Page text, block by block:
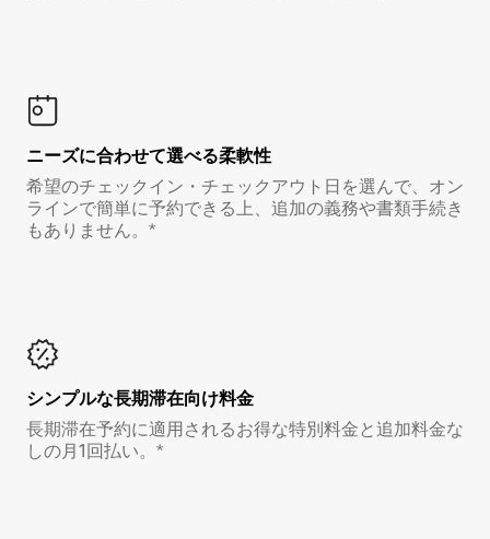
ニーズに合わせて選べる柔軟性
希望のチェックイン・チェックアウト日を選んで、オン
ラインで簡単に予約できる上、追加の義務や書類手続き
もありません。*
シンプルな長期滞在向け料金
長期滞在予約に適用されるお得な特別料金と追加料金な
しの月1回払い。*